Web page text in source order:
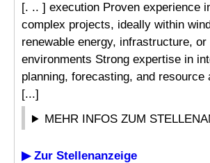
[. .. ] execution Proven experience
complex projects, ideally within
renewable energy, infrastructure, or
environments Strong expertise in
planning, forecasting, and resource
[...]
MEHR INFOS ZUM
▶ Zur Stellenanzeige